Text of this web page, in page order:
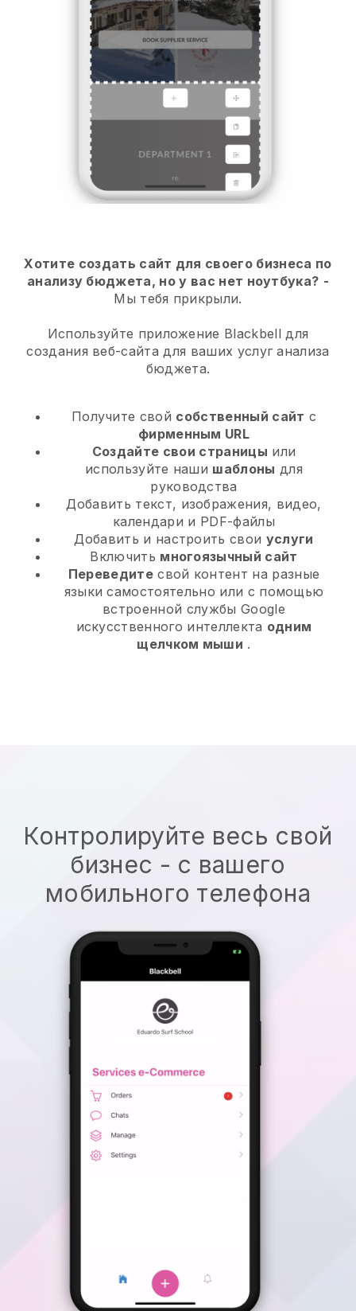
Хотите создать сайт для своего бизнеса по
анализу бюджета, но у вас нет ноутбука? -
Мы тебя прикрыли.
Используйте приложение Blackbell для
создания веб-сайта для ваших услуг анализа
бюджета.
Получите свой собственный сайт с
фирменным URL
Создайте свои страницы или
используйте наши шаблоны для
руководства
Добавить текст, изображения, видео,
календари и PDF-файлы
Добавить и настроить свои услуги
Включить многоязычный сайт
Переведитесвой контент на разные
языки самостоятельно или с помощью
встроенной службы Google
искусственного интеллекта одним
щелчком мыши .
Контролируйте весь свой
бизнес - с вашего
мобильного телефона